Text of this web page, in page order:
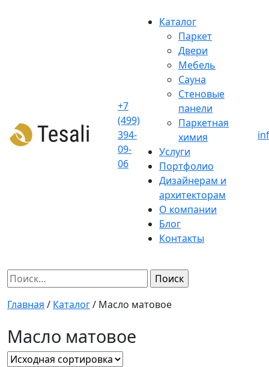
+7
(499)
394-
09-
06
Каталог
Паркет
Двери
Мебель
Сауна
Стеновые
панели
Паркетная
химия
Услуги
Портфолио
Дизайнерам и
архитекторам
О компании
Блог
Контакты
Найти:
Главная / Каталог/ Масло матовое
Масло матовое